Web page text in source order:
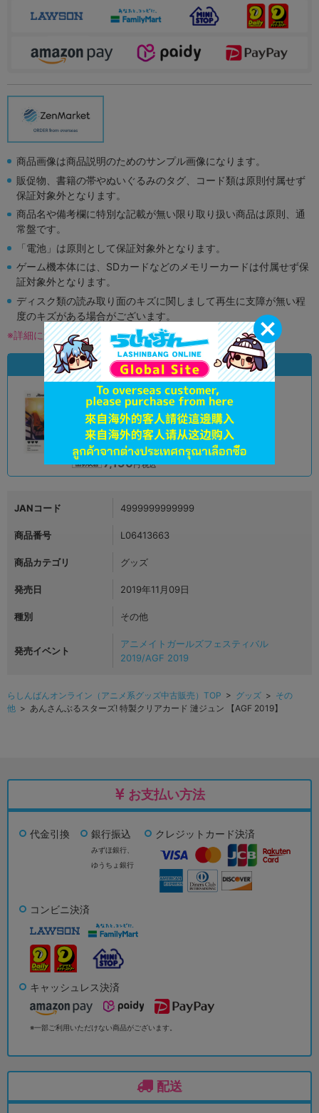
商品画像は商品説明のためのサンプル画像になります。
販促物、書籍の帯やぬいぐるみのタグ、コード類は原則付属せず
保証対象外となります。
商品名や備考欄に特別な記載が無い限り取り扱い商品は原則、通
常盤です。
「電池」は原則として保証対象外となります。
ゲーム機本体には、SDカードなどのメモリーカードは付属せず保
証対象外となります。
ディスク類の読み取り面のキズに関しまして再生に支障が無い程
度のキズがある場合がございます。
※詳細につきましてはコチラ
状態違いの同一商品
状態 :A
オンライン
品切状態 7,190円 税込
JANコード 4999999999999
商品番号 L06413663
商品カテゴリ グッズ
発売日 2019年11月09日
種別 その他
発売イベント
アニメイトガールズフェスティバル
2019/AGF 2019
らしんばんオンライン（アニメ系グッズ中古販売）TOP > グッズ > その
他 > あんさんぶるスターズ! 特製クリアカード 漣ジュン 【AGF 2019】
お支払い方法
代金引換 銀行振込
みずほ銀行、
ゆうちょ銀行
クレジットカード決済
コンビニ決済
キャッシュレス決済
※一部ご利用いただけない商品がございます。
配送